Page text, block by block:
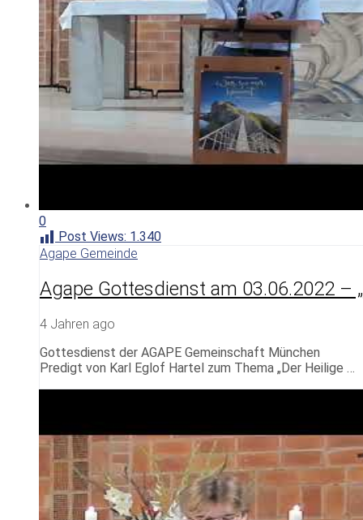
0
Post Views: 1.340
Agape Gemeinde
Agape Gottesdienst am 03.06.2022 –
4 Jahren ago
Gottesdienst der AGAPE Gemeinschaft München
Predigt von Karl Eglof Hartel zum Thema „Der Heilige …